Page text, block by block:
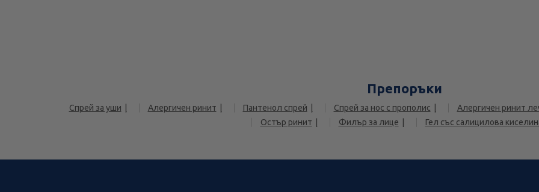
Препоръки
Спрей за уши Алергичен ринит Пантенол спрей Спрей за нос с прополис
Алергичен ринит
Остър ринит
Филър за лице Гел със салицилова